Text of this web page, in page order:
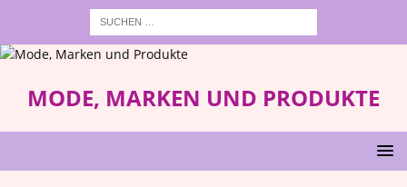
MODE, MARKEN UND PRODUKTE